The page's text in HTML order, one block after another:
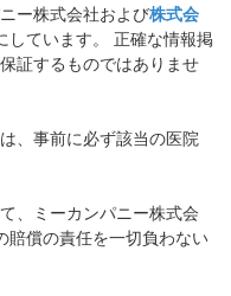
ー株式会社および株式会
しています。 正確な情報掲
証するものではありませ
、事前に必ず該当の医院
、ミーカンパニー株式会
賠償の責任を一切負わない